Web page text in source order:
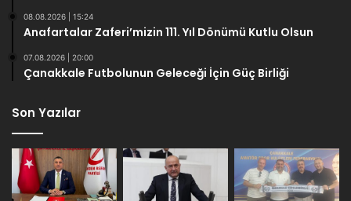
08.08.2026 | 15:24
Anafartalar Zaferi’mizin 111. Yıl Dönümü Kutlu Olsun
07.08.2026 | 20:00
Çanakkale Futbolunun Geleceği İçin Güç Birliği
Son Yazılar